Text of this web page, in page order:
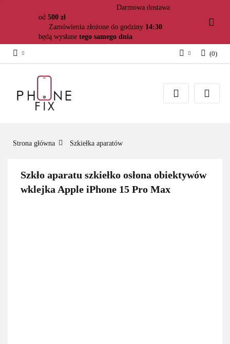
Darmowa dostawa
od 500 zł
Zamówienia złożone do godziny 14:30
będą wysłane tego samego dnia
Załóż konto
(0)
Strona główna Szkiełka aparatów
Szkło aparatu szkiełko osłona obiektywów
wklejka Apple iPhone 15 Pro Max